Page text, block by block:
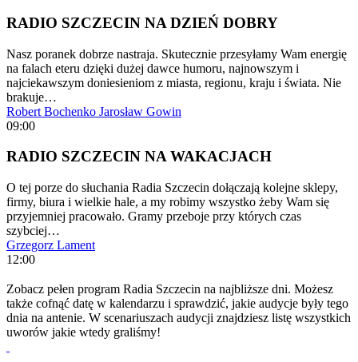
RADIO SZCZECIN NA DZIEŃ DOBRY
Nasz poranek dobrze nastraja. Skutecznie przesyłamy Wam energię
na falach eteru dzięki dużej dawce humoru, najnowszym i
najciekawszym doniesieniom z miasta, regionu, kraju i świata. Nie
brakuje…
Robert Bochenko Jarosław Gowin
09:00
RADIO SZCZECIN NA WAKACJACH
O tej porze do słuchania Radia Szczecin dołączają kolejne sklepy,
firmy, biura i wielkie hale, a my robimy wszystko żeby Wam się
przyjemniej pracowało. Gramy przeboje przy których czas
szybciej…
Grzegorz Lament
12:00
Zobacz pełen program Radia Szczecin na najbliższe dni. Możesz
także cofnąć datę w kalendarzu i sprawdzić, jakie audycje były tego
dnia na antenie. W scenariuszach audycji znajdziesz listę wszystkich
uworów jakie wtedy graliśmy!